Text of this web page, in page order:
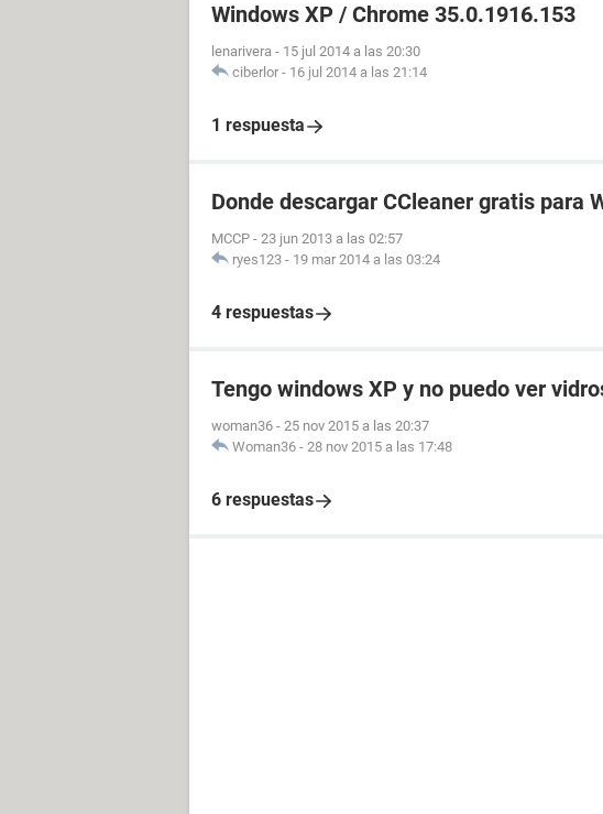
Windows XP / Chrome 35.0.1916.153
lenarivera - 15 jul 2014 a las 20:30
ciberlor - 16 jul 2014 a las 21:14
1 respuesta
Donde descargar CCleaner gratis para
MCCP - 23 jun 2013 a las 02:57
ryes123 - 19 mar 2014 a las 03:24
4 respuestas
Tengo windows XP y no puedo ver
woman36 - 25 nov 2015 a las 20:37
Woman36 - 28 nov 2015 a las 17:48
6 respuestas